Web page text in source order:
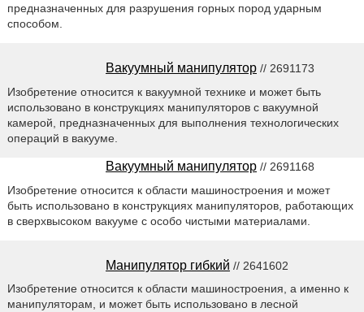
предназначенных для разрушения горных пород ударным
способом.
Вакуумный манипулятор // 2691173
Изобретение относится к вакуумной технике и может быть
использовано в конструкциях манипуляторов с вакуумной
камерой, предназначенных для выполнения технологических
операций в вакууме.
Вакуумный манипулятор // 2691168
Изобретение относится к области машиностроения и может
быть использовано в конструкциях манипуляторов, работающих
в сверхвысоком вакууме с особо чистыми материалами.
Манипулятор гибкий // 2641602
Изобретение относится к области машиностроения, а именно к
манипуляторам, и может быть использовано в лесной